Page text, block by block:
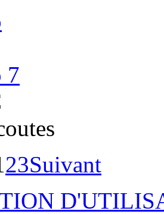
7
23Suivant